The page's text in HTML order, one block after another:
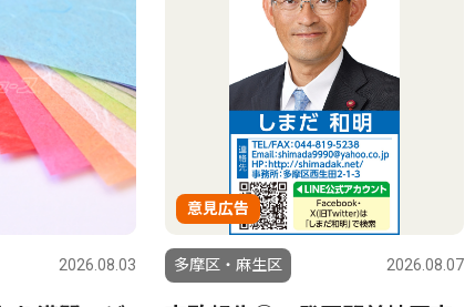
2026.08.03
意見広告
多摩区・麻生区 2026.08.07